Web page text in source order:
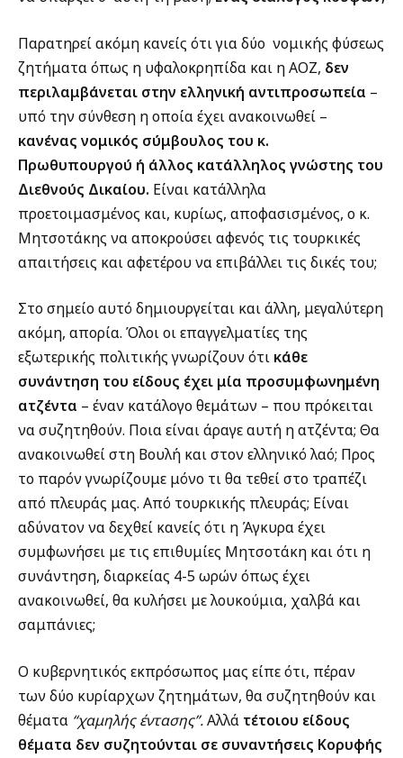
Παρατηρεί ακόμη κανείς ότι για δύο νομικής φύσεως
ζητήματα όπως η υφαλοκρηπίδα και η ΑΟΖ, δεν
περιλαμβάνεται στην ελληνική αντιπροσωπεία –
υπό την σύνθεση η οποία έχει ανακοινωθεί –
κανένας νομικός σύμβουλος του κ.
Πρωθυπουργού ή άλλος κατάλληλος γνώστης του
Διεθνούς Δικαίου. Είναι κατάλληλα
προετοιμασμένος και, κυρίως, αποφασισμένος, ο κ.
Μητσοτάκης να αποκρούσει αφενός τις τουρκικές
απαιτήσεις και αφετέρου να επιβάλλει τις δικές του;
Στο σημείο αυτό δημιουργείται και άλλη, μεγαλύτερη
ακόμη, απορία. Όλοι οι επαγγελματίες της
εξωτερικής πολιτικής γνωρίζουν ότι κάθε
συνάντηση του είδους έχει μία προσυμφωνημένη
ατζέντα – έναν κατάλογο θεμάτων – που πρόκειται
να συζητηθούν. Ποια είναι άραγε αυτή η ατζέντα; Θα
ανακοινωθεί στη Βουλή και στον ελληνικό λαό; Προς
το παρόν γνωρίζουμε μόνο τι θα τεθεί στο τραπέζι
από πλευράς μας. Από τουρκικής πλευράς; Είναι
αδύνατον να δεχθεί κανείς ότι η Άγκυρα έχει
συμφωνήσει με τις επιθυμίες Μητσοτάκη και ότι η
συνάντηση, διαρκείας 4-5 ωρών όπως έχει
ανακοινωθεί, θα κυλήσει με λουκούμια, χαλβά και
σαμπάνιες;
Ο κυβερνητικός εκπρόσωπος μας είπε ότι, πέραν
των δύο κυρίαρχων ζητημάτων, θα συζητηθούν και
θέματα “χαμηλής έντασης”.Αλλά τέτοιου είδους
θέματα δεν συζητούνται σε συναντήσεις Κορυφής